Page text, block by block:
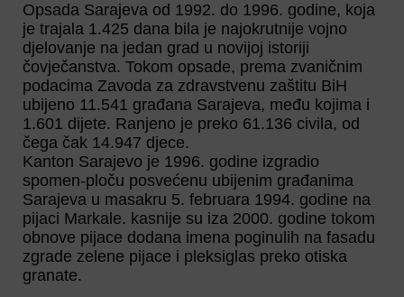
Opsada Sarajeva od 1992. do 1996. godine, koja
je trajala 1.425 dana bila je najokrutnije vojno
djelovanje na jedan grad u novijoj istoriji
čovječanstva. Tokom opsade, prema zvaničnim
podacima Zavoda za zdravstvenu zaštitu BiH
ubijeno 11.541 građana Sarajeva, među kojima i
1.601 dijete. Ranjeno je preko 61.136 civila, od
čega čak 14.947 djece.
Kanton Sarajevo je 1996. godine izgradio
spomen-ploču posvećenu ubijenim građanima
Sarajeva u masakru 5. februara 1994. godine na
pijaci Markale. kasnije su iza 2000. godine tokom
obnove pijace dodana imena poginulih na fasadu
zgrade zelene pijace i pleksiglas preko otiska
granate.